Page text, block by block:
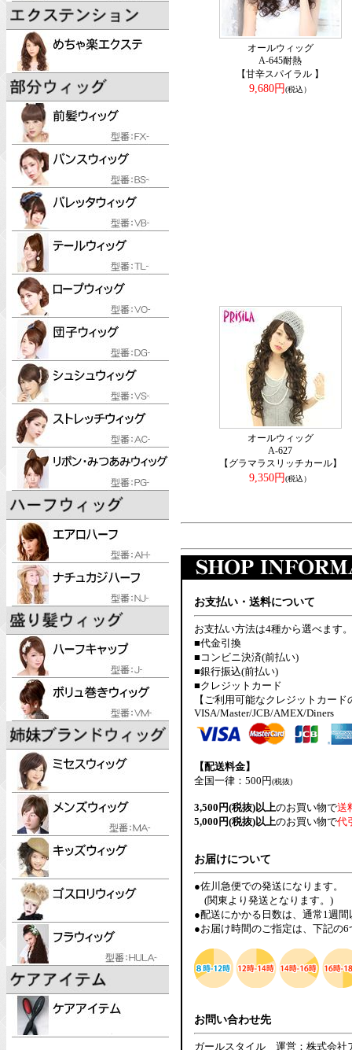
オールウィッグ
A-645耐熱
【甘辛スパイラル 】
9,680円(税込）
オールウィッグ
A-627
【グラマラスリッチカール】
9,350円(税込）
お支払い・送料について
お支払い方法は4種から選べます。
■代金引換
■コンビニ決済(前払い)
■銀行振込(前払い)
■クレジットカード
【ご利用可能なクレジットカード
VISA/Master/JCB/AMEX/Diners
【配送料金】
全国一律：500円(税抜)
3,500円(税抜)以上のお買い物で送
5,000円(税抜)以上のお買い物で代
お届けについて
●佐川急便での発送になります。
(関東より発送となります。)
●配送にかかる日数は、通常1週
●お届け時間のご指定は、下記の
お問い合わせ先
ガールスタイル 運営：株式会社